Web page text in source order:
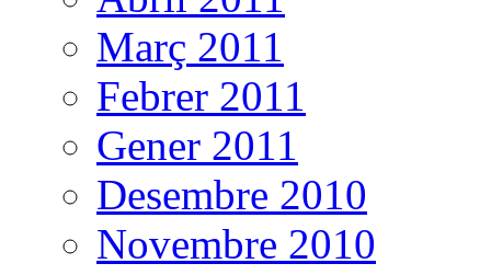
Març 2011
Febrer 2011
Gener 2011
Desembre 2010
Novembre 2010